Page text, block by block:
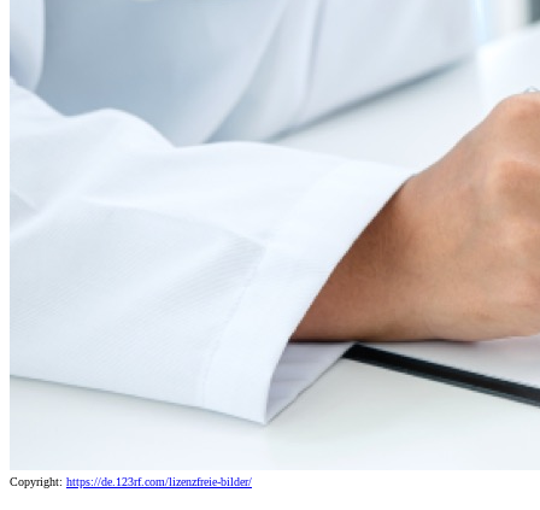
Copyright: https://de.123rf.com/lizenzfreie-bilder/